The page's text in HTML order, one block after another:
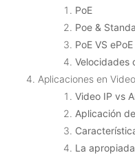
PoE
Poe &
PoE VS ePoE
Velocidades
Aplicaciones en
Video IP vs
Aplicación
La